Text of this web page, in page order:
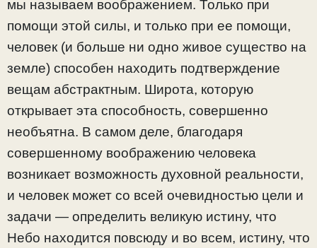
мы называем воображением. Только при
помощи этой силы, и только при ее помощи,
человек (и больше ни одно живое существо на
земле) способен находить подтверждение
вещам абстрактным. Широта, которую
открывает эта способность, совершенно
необъятна. В самом деле, благодаря
совершенному воображению человека
возникает возможность духовной реальности,
и человек может со всей очевидностью цели и
задачи — определить великую истину, что
Небо находится повсюду и во всем, истину, что